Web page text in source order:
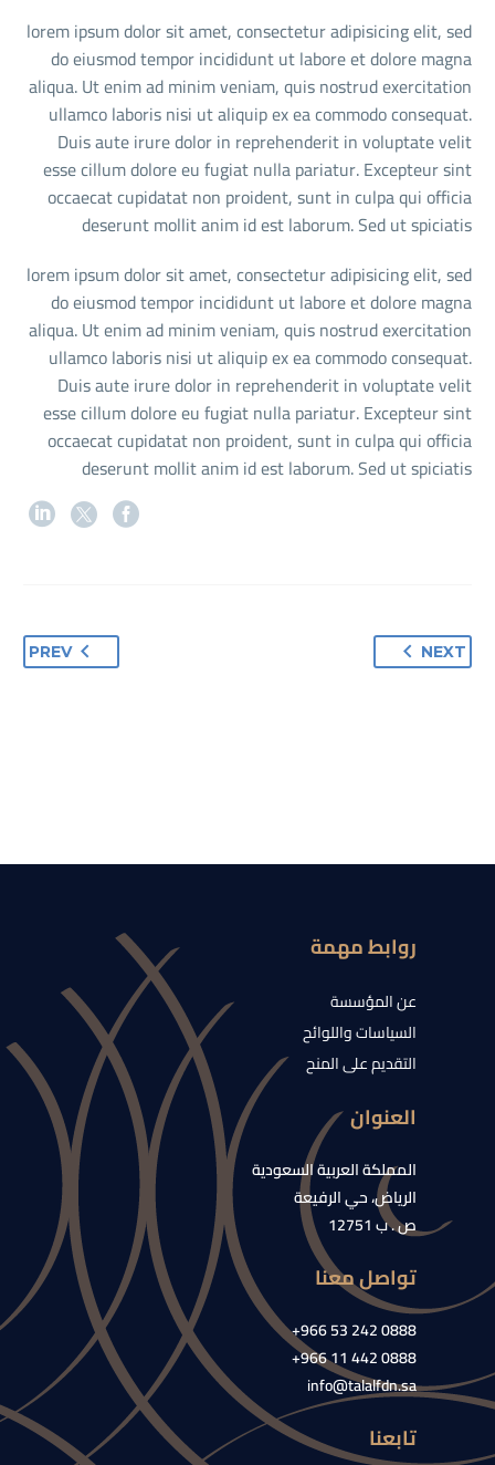
lorem ipsum dolor sit amet, consectetur adipisicing elit, sed
do eiusmod tempor incididunt ut labore et dolore magna
aliqua. Ut enim ad minim veniam, quis nostrud exercitation
ullamco laboris nisi ut aliquip ex ea commodo consequat.
Duis aute irure dolor in reprehenderit in voluptate velit
esse cillum dolore eu fugiat nulla pariatur. Excepteur sint
occaecat cupidatat non proident, sunt in culpa qui officia
deserunt mollit anim id est laborum. Sed ut spiciatis
lorem ipsum dolor sit amet, consectetur adipisicing elit, sed
do eiusmod tempor incididunt ut labore et dolore magna
aliqua. Ut enim ad minim veniam, quis nostrud exercitation
ullamco laboris nisi ut aliquip ex ea commodo consequat.
Duis aute irure dolor in reprehenderit in voluptate velit
esse cillum dolore eu fugiat nulla pariatur. Excepteur sint
occaecat cupidatat non proident, sunt in culpa qui officia
deserunt mollit anim id est laborum. Sed ut spiciatis
PREV NEXT
روابط مهمة
عن المؤسسة
السياسات واللوائح
التقديم على المنح
العنوان
المملكة العربية السعودية
الرياض، حي الرفيعة
ص . ب 12751
تواصل معنا
0888 242 53 966+
0888 442 11 966+
info@talalfdn.sa
تابعنا